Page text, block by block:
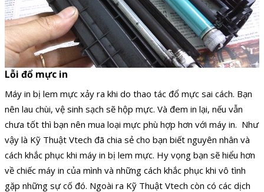
Lỗi đổ mực in
Máy in bị lem mực xảy ra khi do thao tác đổ mực sai cách. Bạn
nên lau chùi, vệ sinh sạch sẽ hộp mực. Và đem in lại, nếu vẫn
chưa tốt thì bạn nên mua loại mực phù hợp hơn với máy in. Như
vậy là Kỹ Thuật Vtech đã chia sẻ cho bạn biết nguyên nhân và
cách khắc phục khi máy in bị lem mực. Hy vọng bạn sẽ hiểu hơn
về chiếc máy in của mình và những cách khắc phục khi vô tình
gặp những sự cố đó. Ngoài ra Kỹ Thuật Vtech còn có các dịch